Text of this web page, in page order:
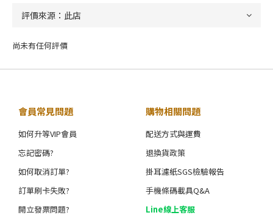
尚未有任何評價
會員常見問題
如何升等VIP會員
忘記密碼?
如何取消訂單?
訂單刷卡失敗?
開立發票問題?
購物相關問題
配送方式與運費
退換貨政策
掛耳濾紙SGS檢驗報告
手機條碼載具Q&A
Line線上客服